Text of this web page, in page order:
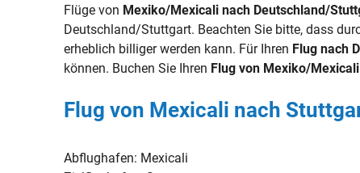
Flüge von Mexiko/Mexicali nach Deutschland/
Deutschland/Stuttgart. Beachten Sie bitte, dass
erheblich billiger werden kann. Für Ihren Flug nach
können. Buchen Sie Ihren Flug von Mexiko/
Flug von Mexicali nach
Abflughafen: Mexicali